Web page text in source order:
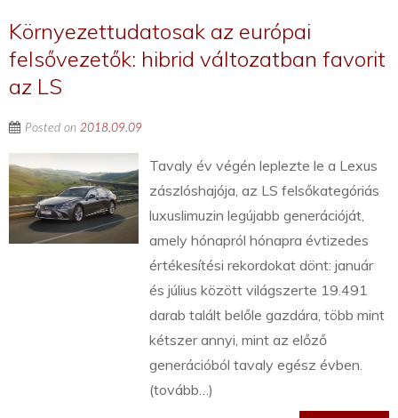
Környezettudatosak az európai
felsővezetők: hibrid változatban favorit
az LS
Posted on 2018.09.09
Tavaly év végén leplezte le a Lexus
zászlóshajója, az LS felsőkategóriás
luxuslimuzin legújabb generációját,
amely hónapról hónapra évtizedes
értékesítési rekordokat dönt: január
és július között világszerte 19.491
darab talált belőle gazdára, több mint
kétszer annyi, mint az előző
generációból tavaly egész évben.
(tovább…)